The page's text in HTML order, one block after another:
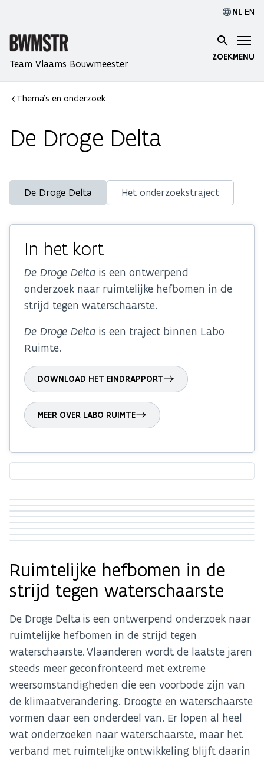
NL·EN
Team Vlaams Bouwmeester
ZOEKMENU
Thema's en onderzoek
De Droge Delta
De Droge Delta Het onderzoekstraject
In het kort
De Droge Delta is een ontwerpend
onderzoek naar ruimtelijke hefbomen in de
strijd tegen waterschaarste.
De Droge Delta is een traject binnen Labo
Ruimte.
DOWNLOAD HET EINDRAPPORT
MEER OVER LABO RUIMTE
+1
Ruimtelijke hefbomen in de
strijd tegen waterschaarste
De Droge Delta is een ontwerpend onderzoek naar
ruimtelijke hefbomen in de strijd tegen
waterschaarste. Vlaanderen wordt de laatste jaren
steeds meer geconfronteerd met extreme
weersomstandigheden die een voorbode zijn van
de klimaatverandering. Droogte en waterschaarste
vormen daar een onderdeel van. Er lopen al heel
wat onderzoeken naar waterschaarste, maar het
verband met ruimtelijke ontwikkeling blijft daarin